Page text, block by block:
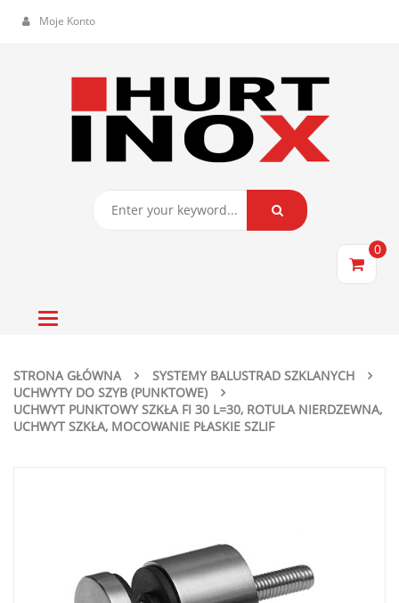
Moje Konto
0
Toggle
STRONA GŁÓWNA
SYSTEMY BALUSTRAD SZKLANYCH
UCHWYTY DO SZYB (PUNKTOWE)
UCHWYT PUNKTOWY SZKŁA FI 30 L=30, ROTULA NIERDZEWNA,
UCHWYT SZKŁA, MOCOWANIE PŁASKIE SZLIF